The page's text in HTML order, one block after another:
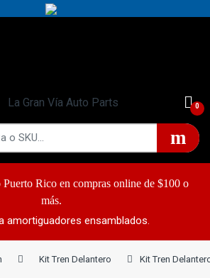
0
Puerto Rico en compras online de $100 o
más.
amortiguadores ensamblados.
Kit Tren Delantero Kit Tren